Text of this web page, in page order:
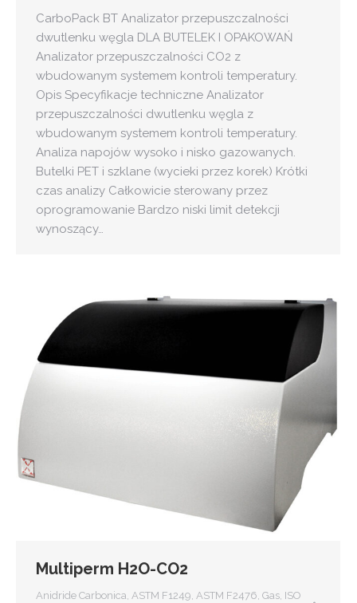
CarboPack BT Analizator przepuszczalności
dwutlenku węgla DLA BUTELEK I OPAKOWAŃ
Analizator przepuszczalności CO2 z
wbudowanym systemem kontroli temperatury.
Opis Specyfikacje techniczne Analizator
przepuszczalności dwutlenku węgla z
wbudowanym systemem kontroli temperatury.
Analiza napojów wysoko i nisko gazowanych.
Butelki PET i szklane (wycieki przez korek) Krótki
czas analizy Całkowicie sterowany przez
oprogramowanie Bardzo niski limit detekcji
wynoszący…
Multiperm H2O-CO2
Anidride Carbonica, ASTM F1249, ASTM F2476, Gas, ISO